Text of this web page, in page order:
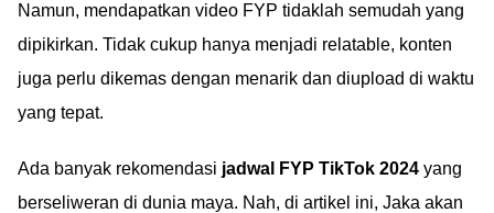
Namun, mendapatkan video FYP tidaklah semudah yang
dipikirkan. Tidak cukup hanya menjadi relatable, konten
juga perlu dikemas dengan menarik dan diupload di waktu
yang tepat.
Ada banyak rekomendasi jadwal FYP TikTok 2024 yang
berseliweran di dunia maya. Nah, di artikel ini, Jaka akan